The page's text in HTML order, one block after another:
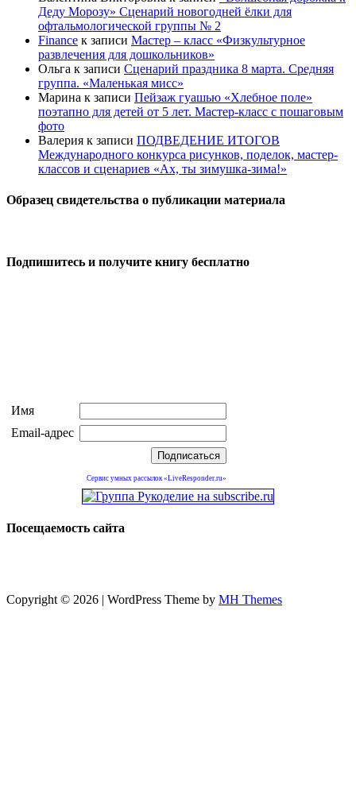
Деду Морозу» Сценарий новогодней ёлки для
офтальмологической группы № 2
Finance к записи Мастер – класс «Физкультурное
развлечения для дошкольников»
Ольга к записи Сценарий праздника 8 марта. Средняя
группа. «Маленькая мисс»
Марина к записи Пейзаж гуашью «Хлебное поле»
поэтапно для детей от 5 лет. Мастер-класс с пошаговым
фото
Валерия к записи ПОДВЕДЕНИЕ ИТОГОВ
Международного конкурса рисунков, поделок, мастер-
классов и сценариев «Ах, ты зимушка-зима!»
Образец свидетельства о публикации материала
Подпишитесь и получите книгу бесплатно
Имя
Email-адрес
Сервис умных рассылок «LiveResponder.ru»
Посещаемость сайта
Copyright © 2026 | WordPress Theme by MH Themes